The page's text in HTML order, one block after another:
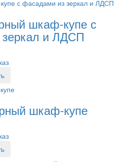
шкаф-купе с
и ЛДСП
шкаф-купе